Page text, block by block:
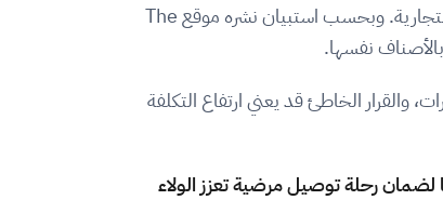
تعامل غير احترافي من المندوب… كلها تفاصيل قد تُفقد المطعم عميلًا كان من الممكن أن يتحول إلى زائر دائم وسفير للعلامة التجارية. وبحسب استبيان نشره موقع The
نفسها.
والقرار الخاطئ قد يعني ارتفاع التكلفة
رحلة توصيل مرضية تعزز الولاء